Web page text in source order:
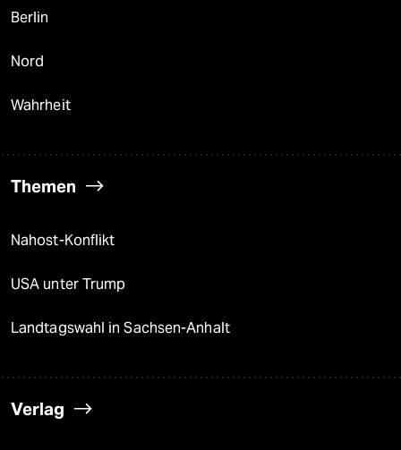
Berlin
Nord
Wahrheit
Themen
Nahost-Konflikt
USA unter Trump
Landtagswahl in Sachsen-Anhalt
Verlag